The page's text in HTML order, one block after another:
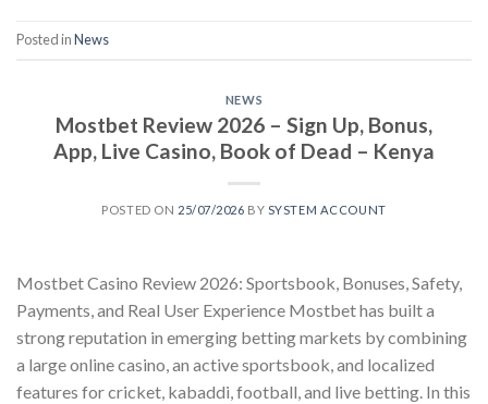
Posted inNews
NEWS
Mostbet Review 2026 – Sign Up, Bonus,
App, Live Casino, Book of Dead – Kenya
POSTED ON 25/07/2026 BY SYSTEM ACCOUNT
Mostbet Casino Review 2026: Sportsbook, Bonuses, Safety,
Payments, and Real User Experience Mostbet has built a
strong reputation in emerging betting markets by combining
a large online casino, an active sportsbook, and localized
features for cricket, kabaddi, football, and live betting. In this